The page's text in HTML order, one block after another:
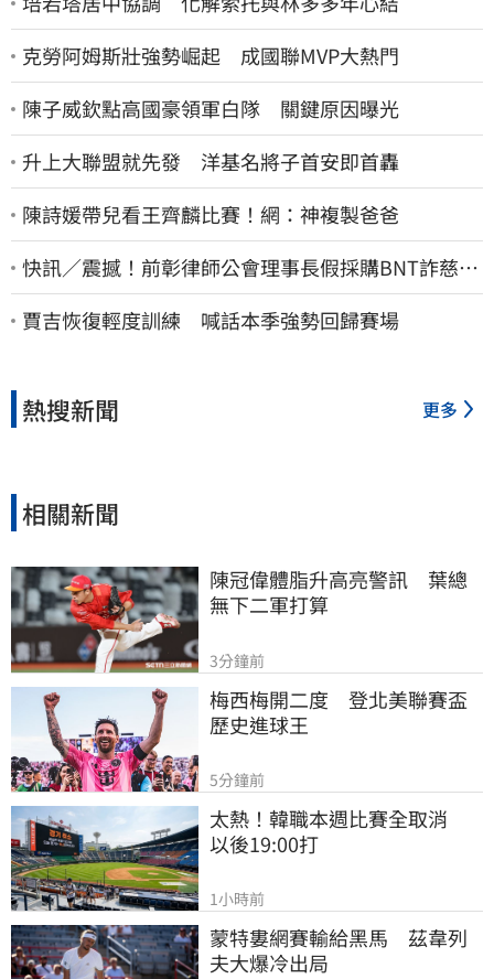
克勞阿姆斯壯強勢崛起 成國聯MVP大熱門
陳子威欽點高國豪領軍白隊 關鍵原因曝光
升上大聯盟就先發 洋基名將子首安即首轟
陳詩媛帶兒看王齊麟比賽！網：神複製爸爸
快訊／震撼！前彰律師公會理事長假採購BNT詐慈濟
10億、洗錢囤232kg黃金
賈吉恢復輕度訓練 喊話本季強勢回歸賽場
熱搜新聞 更多
相關新聞
陳冠偉體脂升高亮警訊　葉總
無下二軍打算
3分鐘前
梅西梅開二度　登北美聯賽盃
歷史進球王
5分鐘前
太熱！韓職本週比賽全取消
以後19:00打
1小時前
蒙特婁網賽輸給黑馬　茲韋列
夫大爆冷出局